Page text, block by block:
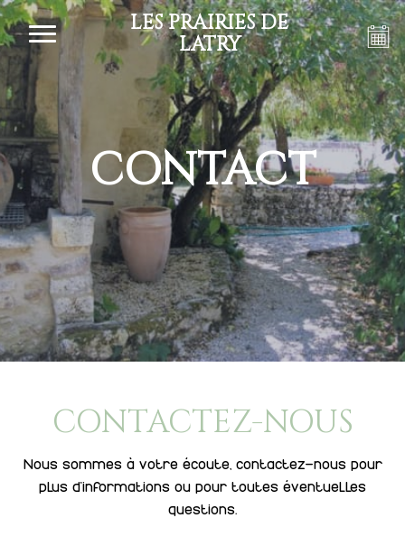
LES PRAIRIES DE
LATRY
CONTACT
CONTACTEZ-NOUS
Nous sommes à votre écoute, contactez-nous pour
plus d'informations ou pour toutes éventuelles
questions.